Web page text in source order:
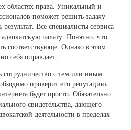
областях права. Уникальный и
поможет решить задачу
Все специалисты сервиса
палату. Понятно, что
соответствующе. Однако в этом
себя оправдает.
с тем или иным
проверит его репутацию.
будет просто. Обязательно
свидетельства, дающего
деятельности в пределах